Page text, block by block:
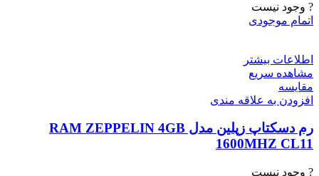
? وجود نیست
اتمام موجودی
اطلاعات بیشتر
مشاهده سریع
مقایسه
افزودن به علاقه مندی
رم دسکتاپ زپلین مدل RAM ZEPPELIN 4GB
1600MHZ CL11
? وجود نیست